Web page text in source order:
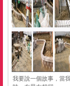
我要說一個故事，當